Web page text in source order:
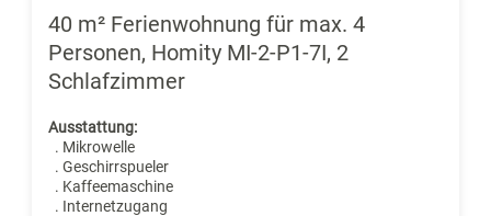
40 m² Ferienwohnung für max. 4
Personen, Homity MI-2-P1-7I, 2
Schlafzimmer
Ausstattung:
. Mikrowelle
. Geschirrspueler
. Kaffeemaschine
. Internetzugang